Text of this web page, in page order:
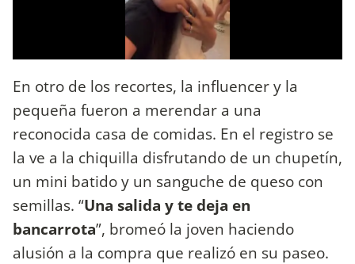
En otro de los recortes, la influencer y la
pequeña fueron a merendar a una
reconocida casa de comidas. En el registro se
la ve a la chiquilla disfrutando de un chupetín,
un mini batido y un sanguche de queso con
semillas. “Una salida y te deja en
bancarrota”, bromeó la joven haciendo
alusión a la compra que realizó en su paseo.